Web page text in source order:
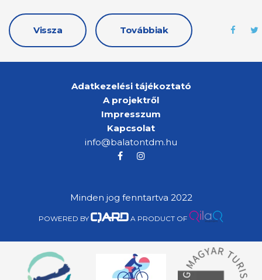
Vissza Továbbiak
Adatkezelési tájékoztató
A projektről
Impresszum
Kapcsolat
info@balatontdm.hu
Minden jog fenntartva 2022
POWERED BY A PRODUCT OF